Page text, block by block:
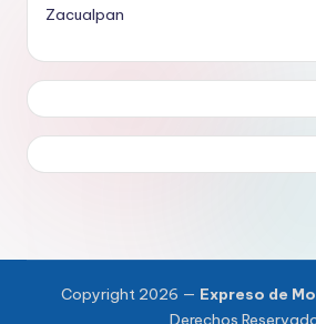
Zacualpan
Copyright 2026 — Expreso de
Derechos